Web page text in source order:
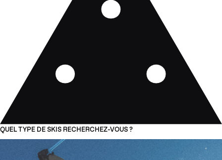
QUEL TYPE DE SKIS RECHERCHEZ-VOUS ?
01